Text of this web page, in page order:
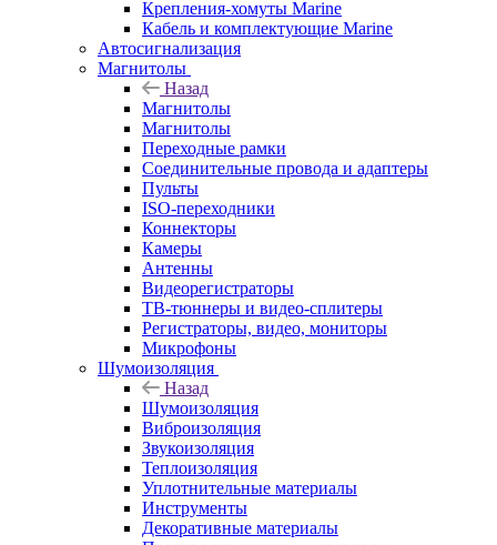
Крепления-хомуты Marine
Кабель и комплектующие Marine
Автосигнализация
Магнитолы
Назад
Магнитолы
Магнитолы
Переходные рамки
Соединительные провода и адаптеры
Пульты
ISO-переходники
Коннекторы
Камеры
Антенны
Видеорегистраторы
ТВ-тюннеры и видео-сплитеры
Регистраторы, видео, мониторы
Микрофоны
Шумоизоляция
Назад
Шумоизоляция
Виброизоляция
Звукоизоляция
Теплоизоляция
Уплотнительные материалы
Инструменты
Декоративные материалы